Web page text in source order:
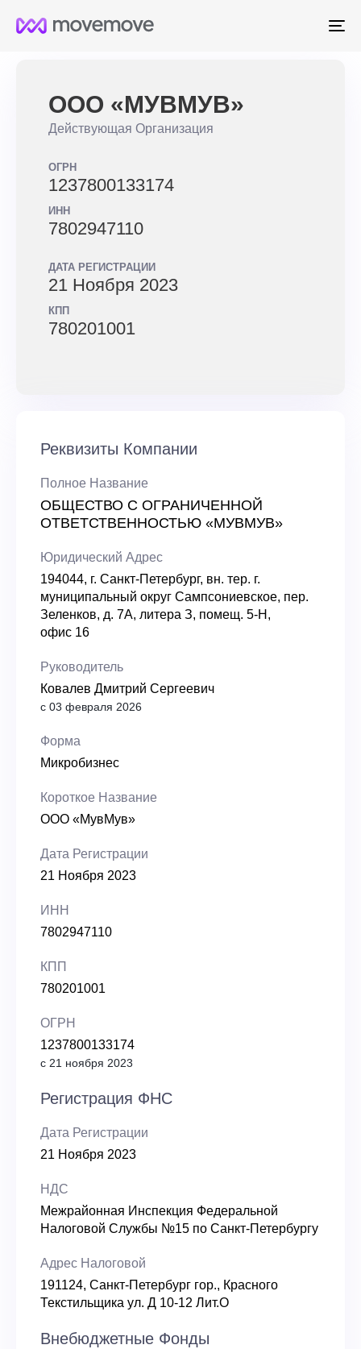
ООО «МУВМУВ»
Действующая Организация
ОГРН
1237800133174
ИНН
7802947110
ДАТА РЕГИСТРАЦИИ
21 Ноября 2023
КПП
780201001
Реквизиты Компании
Полное Название
ОБЩЕСТВО С ОГРАНИЧЕННОЙ
ОТВЕТСТВЕННОСТЬЮ «МУВМУВ»
Юридический Адрес
194044, г. Санкт-Петербург, вн. тер. г.
муниципальный округ Сампсониевское, пер.
Зеленков, д. 7А, литера З, помещ. 5-Н,
офис 16
Руководитель
Ковалев Дмитрий Сергеевич
с 03 февраля 2026
Форма
Микробизнес
Короткое Название
ООО «МувМув»
Дата Регистрации
21 Ноября 2023
ИНН
7802947110
КПП
780201001
ОГРН
1237800133174
с 21 ноября 2023
Регистрация ФНС
Дата Регистрации
21 Ноября 2023
НДС
Межрайонная Инспекция Федеральной
Налоговой Службы №15 по Санкт-Петербургу
Адрес Налоговой
191124, Санкт-Петербург гор., Красного
Текстильщика ул. Д 10-12 Лит.О
Внебюджетные Фонды